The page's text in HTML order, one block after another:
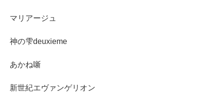
マリアージュ
神の雫deuxieme
あかね噺
新世紀エヴァンゲリオン